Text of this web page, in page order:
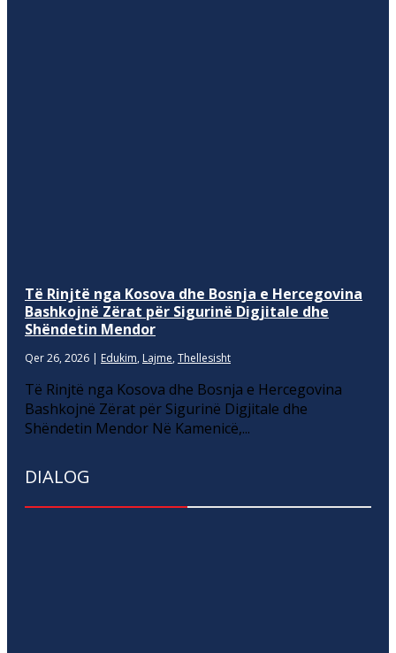
Të Rinjtë nga Kosova dhe Bosnja e Hercegovina
Bashkojnë Zërat për Sigurinë Digjitale dhe
Shëndetin Mendor
Qer 26, 2026 | Edukim, Lajme, Thellesisht
Të Rinjtë nga Kosova dhe Bosnja e Hercegovina
Bashkojnë Zërat për Sigurinë Digjitale dhe
Shëndetin Mendor Në Kamenicë,...
DIALOG